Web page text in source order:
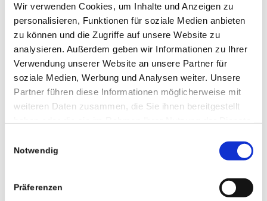
Wir verwenden Cookies, um Inhalte und Anzeigen zu
personalisieren, Funktionen für soziale Medien anbieten
zu können und die Zugriffe auf unsere Website zu
analysieren. Außerdem geben wir Informationen zu Ihrer
Verwendung unserer Website an unsere Partner für
soziale Medien, Werbung und Analysen weiter. Unsere
Partner führen diese Informationen möglicherweise mit
weiteren Daten zusammen, die Sie ihnen bereitgestellt
Notwendig
Präferenzen
Seiten behalten sich ausdrücklich rechtliche
Schritte im Falle der unverlangten Zusendung
von Werbeinformationen, etwa durch Spam-
Mails, vor.
Google Analytics
Diese Website benutzt Google Analytics, einen
Webanalysedienst der Google Inc. (“Google“).
Textdateien, die auf Ihrem Computer
gespeichert werden und die eine Analyse der
Benutzung der Website durch Sie ermöglicht.